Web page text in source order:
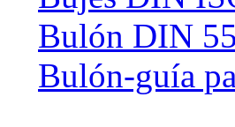
Bulón DIN
Bulón-guía